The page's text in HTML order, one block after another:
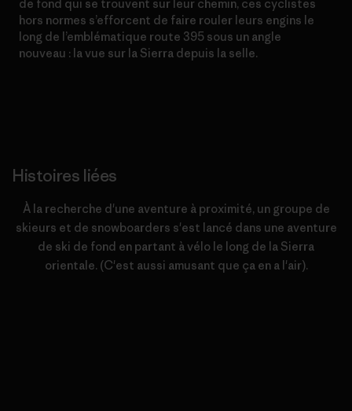
de fond qui se trouvent sur leur chemin, ces cyclistes
hors normes s’efforcent de faire rouler leurs engins le
long de l’emblématique route 395 sous un angle
nouveau : la vue sur la Sierra depuis la selle.
Histoires liées
À la recherche d'une aventure à proximité, un groupe de
skieurs et de snowboarders s'est lancé dans une aventure
de ski de fond en partant à vélo le long de la Sierra
orientale. (C'est aussi amusant que ça en a l'air).